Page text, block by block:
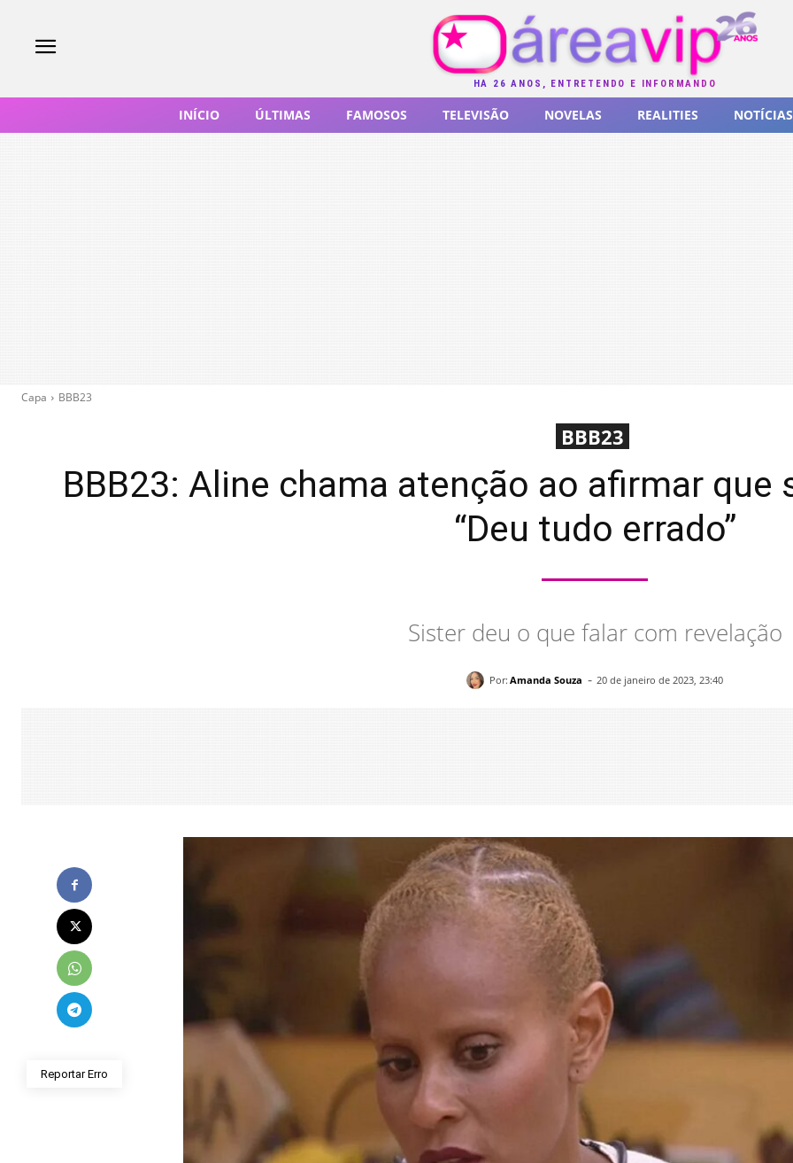
HÁ 26 ANOS, ENTRETENDO E INFORMANDO
INÍCIO ÚLTIMAS FAMOSOS TELEVISÃO NOVELAS REALITIES NOTÍCIAS
Capa BBB23
BBB23
BBB23: Aline chama atenção ao afirmar que
“Deu tudo errado”
Sister deu o que falar com revelação
Por: Amanda Souza - 20 de janeiro de 2023, 23:40
Reportar Erro